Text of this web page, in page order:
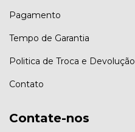
Pagamento
Tempo de Garantia
Politica de Troca e Devolução
Contato
Contate-nos